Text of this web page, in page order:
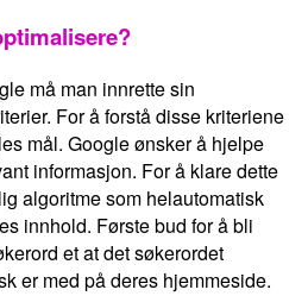
må man innrette sin
For å forstå disse kriteriene
mål. Google ønsker å hjelpe
informasjon. For å klare dette
algoritme som helautomatisk
innhold. Første bud for å bli
et at det søkerordet
er med på deres hjemmeside.